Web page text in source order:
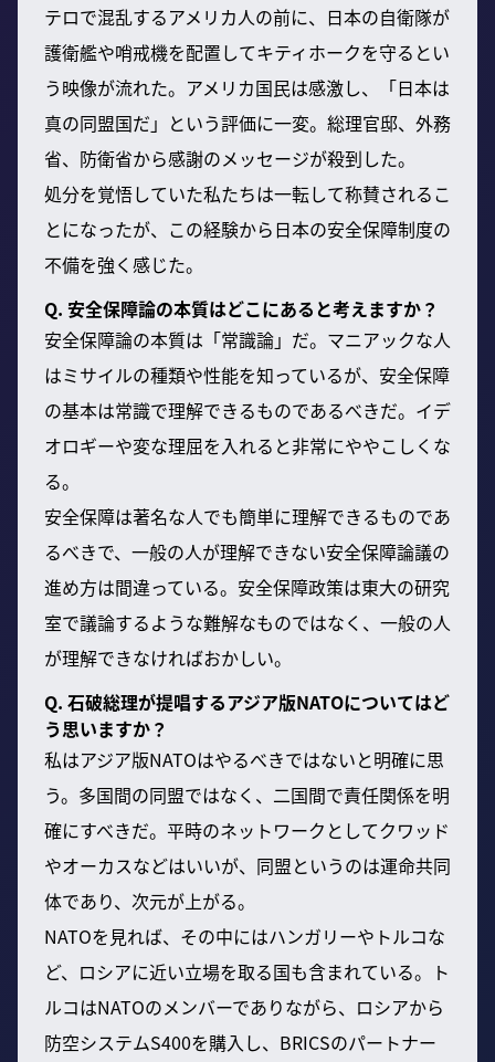
テロで混乱するアメリカ人の前に、日本の自衛隊が
護衛艦や哨戒機を配置してキティホークを守るとい
う映像が流れた。アメリカ国民は感激し、「日本は
真の同盟国だ」という評価に一変。総理官邸、外務
省、防衛省から感謝のメッセージが殺到した。
処分を覚悟していた私たちは一転して称賛されるこ
とになったが、この経験から日本の安全保障制度の
不備を強く感じた。
Q. 安全保障論の本質はどこにあると考えますか？
安全保障論の本質は「常識論」だ。マニアックな人
はミサイルの種類や性能を知っているが、安全保障
の基本は常識で理解できるものであるべきだ。イデ
オロギーや変な理屈を入れると非常にややこしくな
る。
安全保障は著名な人でも簡単に理解できるものであ
るべきで、一般の人が理解できない安全保障論議の
進め方は間違っている。安全保障政策は東大の研究
室で議論するような難解なものではなく、一般の人
が理解できなければおかしい。
Q. 石破総理が提唱するアジア版NATOについてはど
う思いますか？
私はアジア版NATOはやるべきではないと明確に思
う。多国間の同盟ではなく、二国間で責任関係を明
確にすべきだ。平時のネットワークとしてクワッド
やオーカスなどはいいが、同盟というのは運命共同
体であり、次元が上がる。
NATOを見れば、その中にはハンガリーやトルコな
ど、ロシアに近い立場を取る国も含まれている。ト
ルコはNATOのメンバーでありながら、ロシアから
防空システムS400を購入し、BRICSのパートナー